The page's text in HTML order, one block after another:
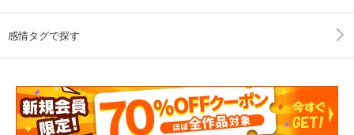
感情タグで探す